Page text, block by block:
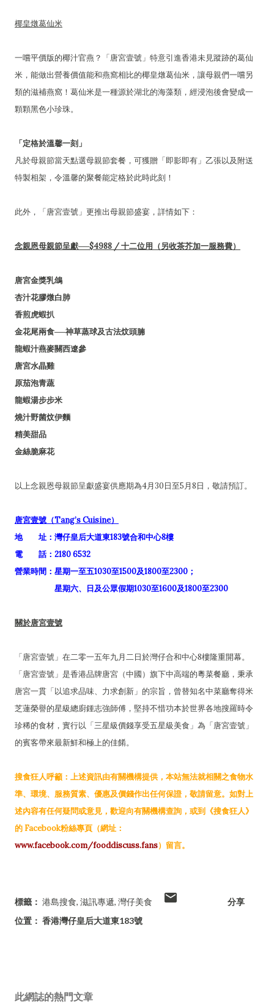
椰皇燉葛仙米
一嚐平價版的椰汁官燕？「唐宮壹號」特意引進香港未見蹤跡的葛仙
米，能做出營養價值能和燕窩相比的椰皇燉葛仙米，讓母親們一嚐另
類的滋補燕窩！葛仙米是一種源於湖北的海藻類，經浸泡後會變成一
顆顆黑色小珍珠。
「定格於溫馨一刻」
凡於母親節當天點選母親節套餐，可獲贈「即影即有」乙張以及附送
特製相架，令溫馨的聚餐能定格於此時此刻！
此外，「唐宮壹號」更推出母親節盛宴，詳情如下：
念親恩母親節呈獻──$4988 / 十二位用（另收茶芥加一服務費）
唐宮金獎乳鴿
杏汁花膠燉白肺
香煎虎蝦扒
金花尾兩食──神草蒸球及古法炆頭腩
龍蝦汁燕麥關西遼參
唐宮水晶雞
原茄泡青蔬
龍蝦湯步步米
燒汁野菌炆伊麵
精美甜品
金絲脆麻花
以上念親恩母親節呈獻盛宴供應期為4月30日至5月8日，敬請預訂。
唐宮壹號（Tang’s Cuisine）
地 址：灣仔皇后大道東183號合和中心8樓
電 話：2180 6532
營業時間：星期一至五1030至1500及1800至2300；
星期六、日及公眾假期1030至1600及1800至2300
關於唐宮壹號
「唐宮壹號」在二零一五年九月二日於灣仔合和中心8樓隆重開幕。
「唐宮壹號」是香港品牌唐宮（中國）旗下中高端的粵菜餐廳，秉承
唐宮一貫「以追求品味、力求創新」的宗旨，曾替知名中菜廳奪得米
芝蓮榮譽的星級總廚鍾志強師傅，堅持不惜功本於世界各地搜羅時令
珍稀的食材，實行以「三星級價錢享受五星級美食」為「唐宮壹號」
的賓客帶來最新鮮和極上的佳餚。
搜食狂人呼籲：上述資訊由有關機構提供，本站無法就相關之食物水
準、環境、服務質素、優惠及價錢作出任何保證，敬請留意。如對上
述內容有任何疑問或意見，歡迎向有關機構查詢，或到《搜食狂人》
的 Facebook粉絲專頁（網址：
www.facebook.com/fooddiscuss.fans）留言。
標籤： 港島搜食 滋訊專遞 灣仔美食
位置： 香港灣仔皇后大道東183號
分享
此網誌的熱門文章